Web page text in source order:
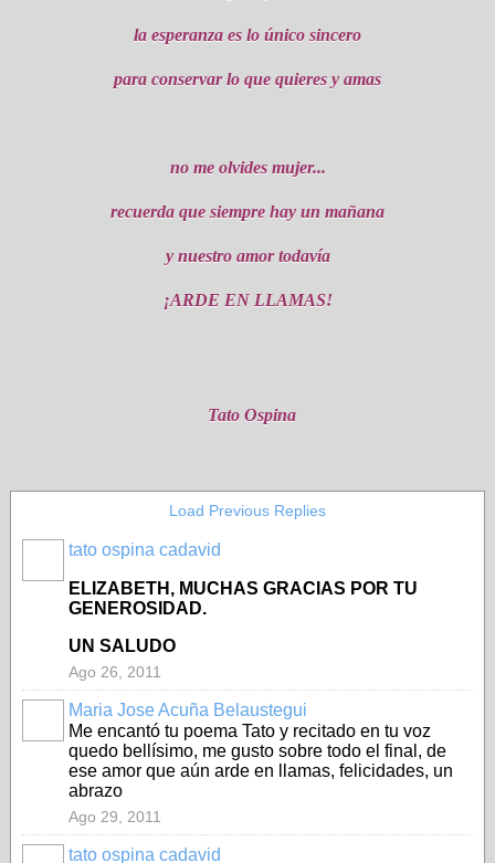
la esperanza es lo único sincero
para conservar lo que quieres y amas
no me olvides mujer...
recuerda que siempre hay un mañana
y nuestro amor todavía
¡ARDE EN LLAMAS!
Tato Ospina
Load Previous Replies
tato ospina cadavid
ELIZABETH, MUCHAS GRACIAS POR TU
GENEROSIDAD.
UN SALUDO
Ago 26, 2011
Maria Jose Acuña Belaustegui
Me encantó tu poema Tato y recitado en tu voz
quedo bellísimo, me gusto sobre todo el final, de
ese amor que aún arde en llamas, felicidades, un
abrazo
Ago 29, 2011
tato ospina cadavid